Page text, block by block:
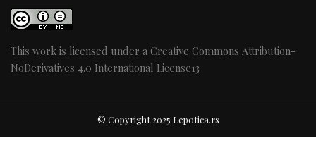
This work is licensed under a Creative Commons Attribution-
NoDerivatives 4.0 International License13
© Copyright 2025 Lepotica.rs